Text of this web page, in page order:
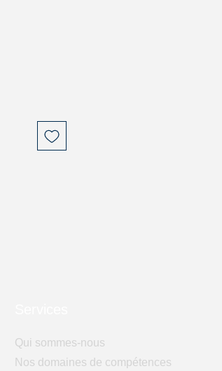
Qui sommes-nous
Nos domaines de compétences